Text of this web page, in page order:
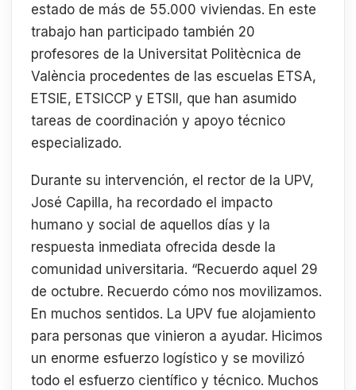
estado de más de 55.000 viviendas. En este
trabajo han participado también 20
profesores de la Universitat Politècnica de
València procedentes de las escuelas ETSA,
ETSIE, ETSICCP y ETSII, que han asumido
tareas de coordinación y apoyo técnico
especializado.
Durante su intervención, el rector de la UPV,
José Capilla, ha recordado el impacto
humano y social de aquellos días y la
respuesta inmediata ofrecida desde la
comunidad universitaria. “Recuerdo aquel 29
de octubre. Recuerdo cómo nos movilizamos.
En muchos sentidos. La UPV fue alojamiento
para personas que vinieron a ayudar. Hicimos
un enorme esfuerzo logístico y se movilizó
todo el esfuerzo científico y técnico. Muchos